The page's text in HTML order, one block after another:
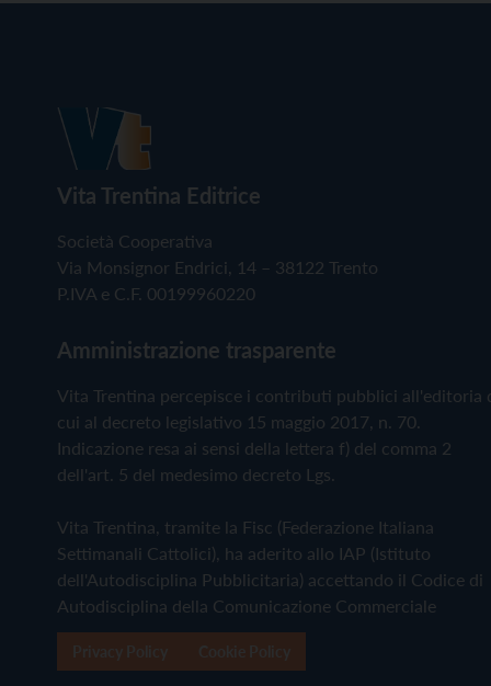
Vita Trentina Editrice
Società Cooperativa
Via Monsignor Endrici, 14 – 38122 Trento
P.IVA e C.F. 00199960220
Amministrazione trasparente
Vita Trentina percepisce i contributi pubblici all'editoria
cui al decreto legislativo 15 maggio 2017, n. 70.
Indicazione resa ai sensi della lettera f) del comma 2
dell'art. 5 del medesimo decreto Lgs.
Vita Trentina, tramite la Fisc (Federazione Italiana
Settimanali Cattolici), ha aderito allo IAP (Istituto
dell'Autodisciplina Pubblicitaria) accettando il Codice di
Autodisciplina della Comunicazione Commerciale